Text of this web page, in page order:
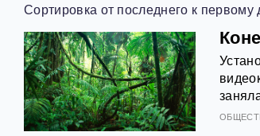
Сортировка от последнего к первому